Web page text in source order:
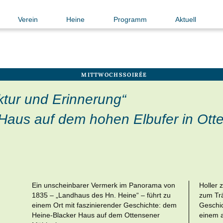
Verein Heine Programm Aktuell
MITTWOCHSSOIRÉE
und Erinnerung“
auf dem hohen Elbufer in
Ein unscheinbarer Vermerk im Panorama von
1835 – „Landhaus des Hn. Heine“ – führt zu
einem Ort mit faszinierender Geschichte: dem
Heine-Blacker Haus auf dem Ottensener
Holler
zum
einem